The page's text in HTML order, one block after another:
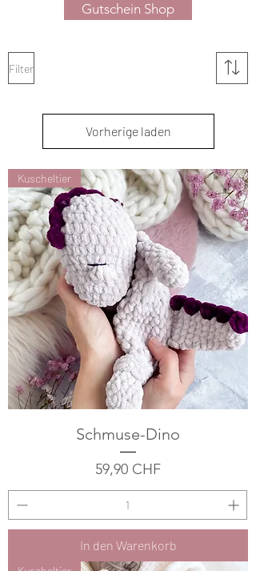
Gutschein Shop
Filter
Vorherige laden
Kuscheltier
Schmuse-Dino
Preis
59,90 CHF
In den Warenkorb